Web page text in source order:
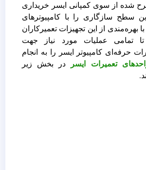
شده از سوی کمپانی ایسر خریداری
سطح سازگاری را با کامپیوترهای
با بهره‌مندی از این تجهیزات تعمیرکاران
تا تمامی عملیات مورد نیاز جهت
حرفه‌ای کامپیوتر ایسر را به انجام
تعمیرات ایسر
در بخش زیر